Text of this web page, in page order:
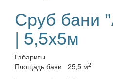
Сруб бани
| 5,5x5м
Габариты
Площадь бани
25,5 м2